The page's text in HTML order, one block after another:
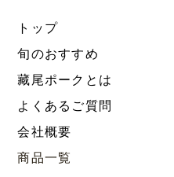
トップ
旬のおすすめ
藏尾ポークとは
よくあるご質問
会社概要
商品一覧